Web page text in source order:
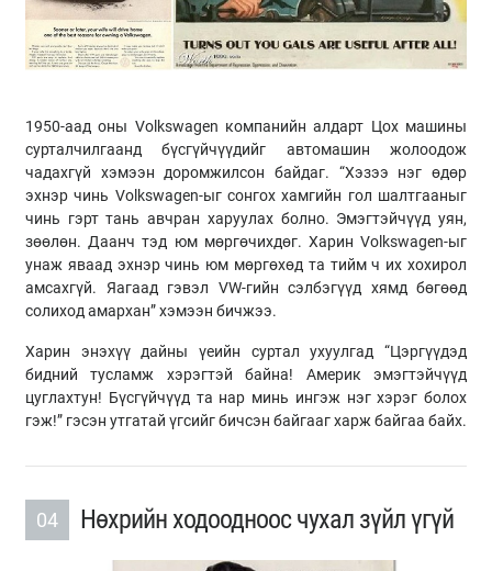
1950-аад оны Volkswagen компанийн алдарт Цох машины
сурталчилгаанд бүсгүйчүүдийг автомашин жолоодож
чадахгүй хэмээн доромжилсон байдаг. “Хэзээ нэг өдөр
эхнэр чинь Volkswagen-ыг сонгох хамгийн гол шалтгааныг
чинь гэрт тань авчран харуулах болно. Эмэгтэйчүүд уян,
зөөлөн. Даанч тэд юм мөргөчихдөг. Харин Volkswagen-ыг
унаж яваад эхнэр чинь юм мөргөхөд та тийм ч их хохирол
амсахгүй. Яагаад гэвэл VW-гийн сэлбэгүүд хямд бөгөөд
солиход амархан” хэмээн бичжээ.
Харин энэхүү дайны үеийн суртал ухуулгад “Цэргүүдэд
бидний тусламж хэрэгтэй байна! Америк эмэгтэйчүүд
цуглахтун! Бүсгүйчүүд та нар минь ингэж нэг хэрэг болох
гэж!” гэсэн утгатай үгсийг бичсэн байгааг харж байгаа байх.
04 Нөхрийн ходоодноос чухал зүйл үгүй